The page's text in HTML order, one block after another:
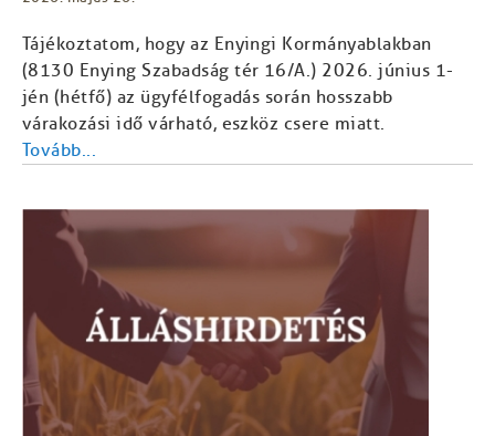
Tájékoztatom, hogy az Enyingi Kormányablakban
(8130 Enying Szabadság tér 16/A.) 2026. június 1-
jén (hétfő) az ügyfélfogadás során hosszabb
várakozási idő várható, eszköz csere miatt.
Tovább...